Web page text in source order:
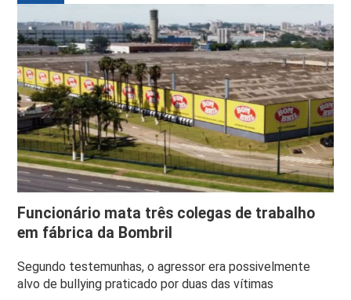
Funcionário mata três colegas de trabalho
em fábrica da Bombril
Segundo testemunhas, o agressor era possivelmente
alvo de bullying praticado por duas das vítimas